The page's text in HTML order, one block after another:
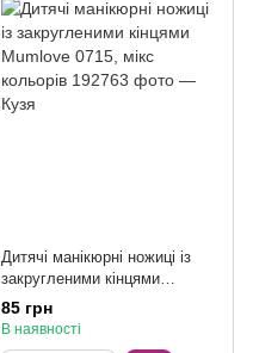
Дитячі манікюрні ножиці із
закругленими кінцями
Mumlove 0715, мікс кольорів
85 грн
В наявності